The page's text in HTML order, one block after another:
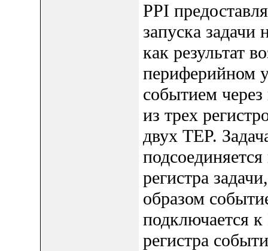
PPI
запуска
как результат
периферийном
событием
из трех
двух TEP.
регистра
образом
подключается к
регистра